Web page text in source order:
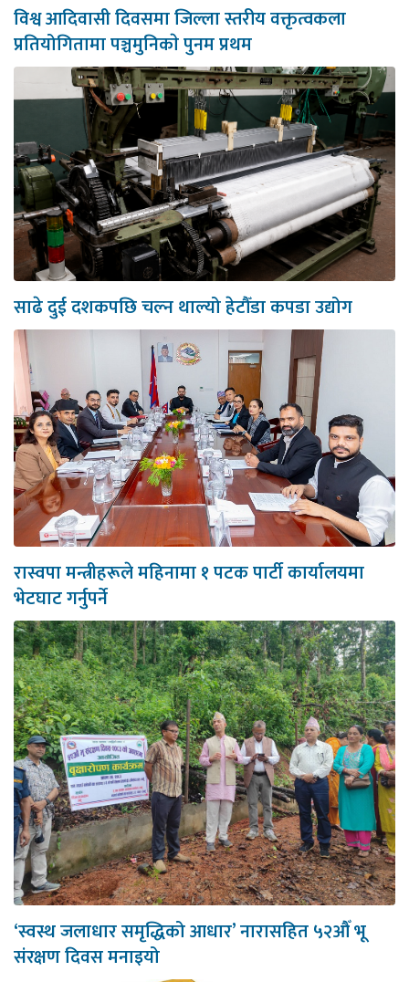
विश्व आदिवासी दिवसमा जिल्ला स्तरीय वक्तृत्वकला
प्रतियोगितामा पञ्चमुनिकाे पुनम प्रथम
साढे दुई दशकपछि चल्न थाल्यो हेटौँडा कपडा उद्योग
रास्वपा मन्त्रीहरूले महिनामा १ पटक पार्टी कार्यालयमा
भेटघाट गर्नुपर्ने
‘स्वस्थ जलाधार समृद्धिको आधार’ नारासहित ५२औँ भू
संरक्षण दिवस मनाइयो